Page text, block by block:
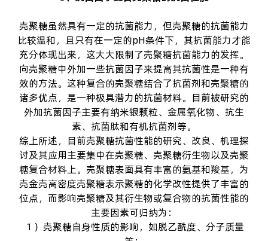
壳聚糖虽然具有一定的抗菌能力，但壳聚糖的抗菌能力
比较温和，且只有在一定的pH条件下，其抗菌能力才能
充分体现出来，这大大限制了壳聚糖抗菌能力的发挥。
向壳聚糖中外加一些抗菌因子来提高其抗菌性是一种有
效的方法。这种复合的壳聚糖结合了抗菌剂和壳聚糖的
诸多优点，是一种极具潜力的抗菌材料。目前被研究的
外加抗菌因子主要有纳米银颗粒、金属氧化物、抗生
素、抗菌肽和有机抗菌剂等。
综上所述，目前壳聚糖抗菌性能的研究、改良、机理探
讨及其应用主要集中在壳聚糖、壳聚糖衍生物以及壳聚
糖复合材料上。壳聚糖表面具有丰富的氨基和羧基，为
壳金壳高密度壳聚糖表示聚糖的化学改性提供了丰富的
位点，而影响壳聚糖及其衍生物或复合物的抗菌性能的
主要因素可归纳为：
１）壳聚糖自身性质的影响，如脱乙酰度、分子质量